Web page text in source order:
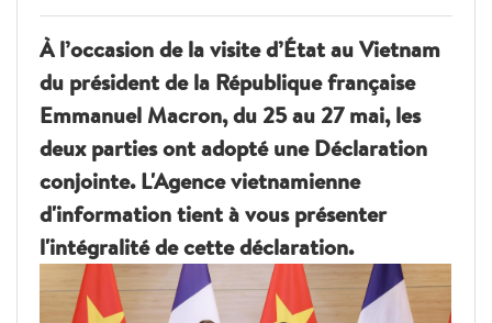
À l’occasion de la visite d’État au Vietnam
du président de la République française
Emmanuel Macron, du 25 au 27 mai, les
deux parties ont adopté une Déclaration
conjointe. L'Agence vietnamienne
d'information tient à vous présenter
l'intégralité de cette déclaration.